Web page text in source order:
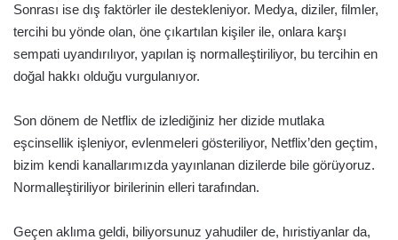
Sonrası ise dış faktörler ile destekleniyor. Medya, diziler, filmler,
tercihi bu yönde olan, öne çıkartılan kişiler ile, onlara karşı
sempati uyandırılıyor, yapılan iş normalleştiriliyor, bu tercihin en
doğal hakkı olduğu vurgulanıyor.
Son dönem de Netflix de izlediğiniz her dizide mutlaka
eşcinsellik işleniyor, evlenmeleri gösteriliyor, Netflix’den geçtim,
bizim kendi kanallarımızda yayınlanan dizilerde bile görüyoruz.
Normalleştiriliyor birilerinin elleri tarafından.
Geçen aklıma geldi, biliyorsunuz yahudiler de, hıristiyanlar da,